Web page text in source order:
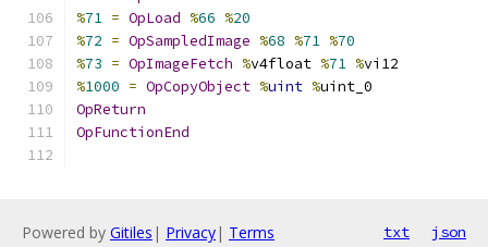
%71 = OpLoad %66 %20
%72 = OpSampledImage %68 %71 %70
%73 = OpImageFetch %v4float %71 %vi12
%1000 = OpCopyObject %uint %uint_0
OpReturn
OpFunctionEnd
Powered by Gitiles | Privacy| Terms txt json